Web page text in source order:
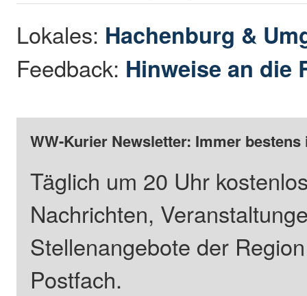
Lokales: Hachenburg &
Feedback: Hinweise an die
WW-Kurier Newsletter: Immer
Täglich um 20 Uhr
Nachrichten,
Stellenangebote der
Postfach.